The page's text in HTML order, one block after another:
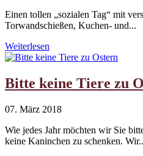
Einen tollen „sozialen Tag“ mit
Torwandschießen, Kuchen- und...
Weiterlesen
Bitte keine Tiere zu
07. März 2018
Wie jedes Jahr möchten wir Sie
keine Kaninchen zu schenken.